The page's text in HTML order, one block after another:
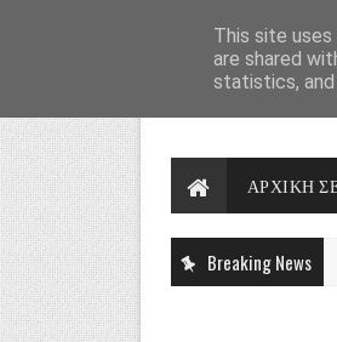
ΑΡΧΙΚΗ
Breaking News
This site
are shared
statistics,